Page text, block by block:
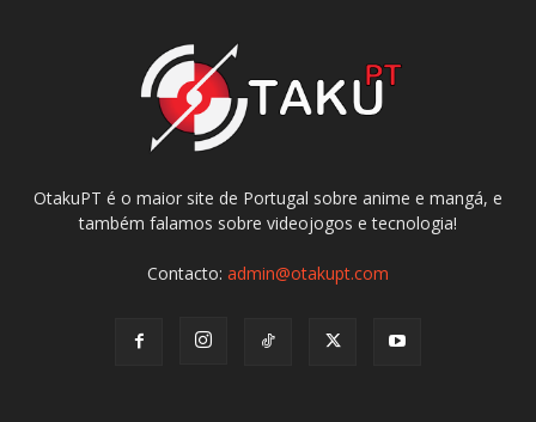
OtakuPT é o maior site de Portugal sobre anime e mangá, e
também falamos sobre videojogos e tecnologia!
Contacto: admin@otakupt.com